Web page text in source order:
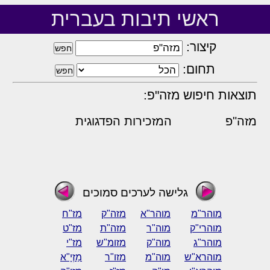
ראשי תיבות בעברית
קיצור:
תחום:
תוצאות חיפוש מזה"פ:
מזה"פ המזכירות הפדגוגית
גלישה לערכים סמוכים
מוהר"מ מוהר"א מזה"ק
מז"ח
מוהרי"ק
מוה"ר מזה"ת
מז"ט
מוהר"ג
מוה"ק מזומ"ש
מז"י
מוהרא"ש
מוה"מ מזו"ר
מַזְיָ"א